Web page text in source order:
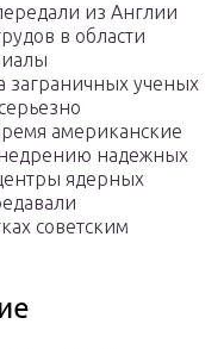
из Англии
в области
заграничных ученых
американские
надежных
ядерных
советским